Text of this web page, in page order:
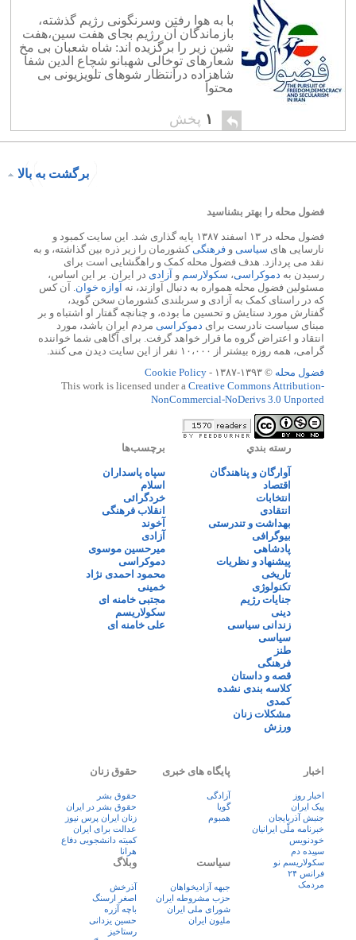
با به هوا رفتن وسرنگونی رژیم گذشته،
بازماندگان آن رژیم بجای هفت سین،هفت
شین زیر را برگزیده اند: شاه شعبان بی مخ
شعارهای توخالی شهبانو شچاع الدین شفا
شاهزاده درانتظار شوهای تلویزیونی بی
محتوا
۱ پخش
برگشت به بالا
فضول محله را بهتر بشناسید
فضول محله در ۱۳ اسفند ۱۳۸۷ پایه گذاری شد. این سایت کمبود و
نارسایی های سیاسی و فرهنگیکشورمان را زیر ذره بین گذاشته، و به
نقد می پردازد. هدف فضول محله کمک و راهگشایی است برای
رسیدن به دموکراسی، سکولارسم و آزادی در ایران. بر این اساس،
مسئولین فضول محله همواره به دنبال آوازند، نه آوازه خوان. آن کس
که در راستای کمک به آزادی و سربلندی کشورمان سخن گوید،
گفتارش مورد ستایش و تحسین ما بوده، و چنانچه گفتار او اشتباه و بر
مبنای سیاست نادرست برای دموکراسی مردم ایران باشد، مورد
انتقاد و اعتراض گروه ما قرار خواهد گرفت. برای آگاهی شما خواننده
گرامی، همه روزه بیشتر از ۱۰،۰۰۰ نفر از این سایت دیدن می کنند.
فضول محله © ۱۳۹۳-۱۳۸۷ -
Cookie Policy
This work is licensed under a Creative Commons Attribution-
NonCommercial-NoDerivs 3.0 Unported
رسته بندي
آوارگان و پناهندگان
اقتصاد
انتخابات
انتقادی
بهداشت و تندرستی
بیوگرافی
پادشاهی
پیشنهاد و نظریات
تاریخی
تکنولوژی
جنایات رژیم
دینی
زندانی سیاسی
سیاسی
طنز
فرهنگی
قصه و داستان
کلاسه بندی نشده
کمدی
مشکلات زنان
ورزش
برچسب‌ها
سپاه پاسداران
اسلام
خردگرائی
انقلاب فرهنگی
آخوند
آزادی
میرحسین موسوی
دموکراسی
محمود احمدی نژاد
خمینی
مجتبی خامنه ای
سکولاریسم
علی خامنه ای
اخبار
اخبار روز
پيک ايران
جنبش آذربایجان
خبرنامه ملّی ایرانیان
خودنویس
سپیده دم
سکولاریسم نو
فرانس ۲۴
مردمک
پایگاه های خبری
آزادگی
گویا
همبوم
حقوق زنان
حقوق بشر
حقوق بشر در ایران
زنان ايران پرس نيوز
عدالت برای ایران
کمیته دانشجویی دفاع
هرانا
سیاست
جبهه آزادیخواهان
حزب مشروطه ایران
شورای ملی ایران
ملیون ایران
وبلاگ
آذرخش
اصغر ارسنگ
باچه آزره
حسین یزدانی
رستاخیز